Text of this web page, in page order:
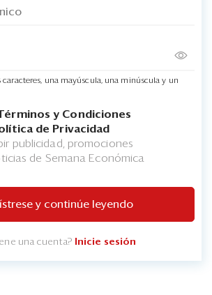
caracteres, una mayúscula, una minúscula y un
y Condiciones
de Privacidad
publicidad, promociones
de Semana Económica
y continúe leyendo
una cuenta? Inicie sesión